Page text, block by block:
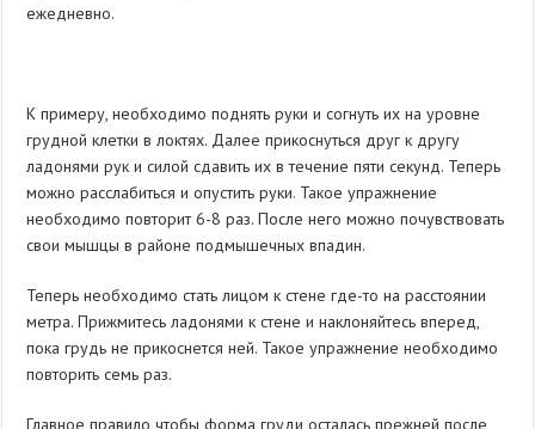
ежедневно.
К примеру, необходимо поднять руки и согнуть их на уровне
грудной клетки в локтях. Далее прикоснуться друг к другу
ладонями рук и силой сдавить их в течение пяти секунд. Теперь
можно расслабиться и опустить руки. Такое упражнение
необходимо повторит 6-8 раз. После него можно почувствовать
свои мышцы в районе подмышечных впадин.
Теперь необходимо стать лицом к стене где-то на расстоянии
метра. Прижмитесь ладонями к стене и наклоняйтесь вперед,
пока грудь не прикоснется ней. Такое упражнение необходимо
повторить семь раз.
Главное правило чтобы форма груди осталась прежней после